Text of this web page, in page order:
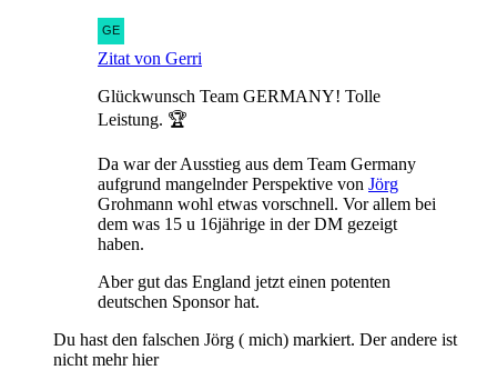
Zitat von Gerri
Glückwunsch Team GERMANY! Tolle
Leistung. 🏆
Da war der Ausstieg aus dem Team Germany
aufgrund mangelnder Perspektive von Jörg
Grohmann wohl etwas vorschnell. Vor allem bei
dem was 15 u 16jährige in der DM gezeigt
haben.
Aber gut das England jetzt einen potenten
deutschen Sponsor hat.
Du hast den falschen Jörg ( mich) markiert. Der andere ist
nicht mehr hier